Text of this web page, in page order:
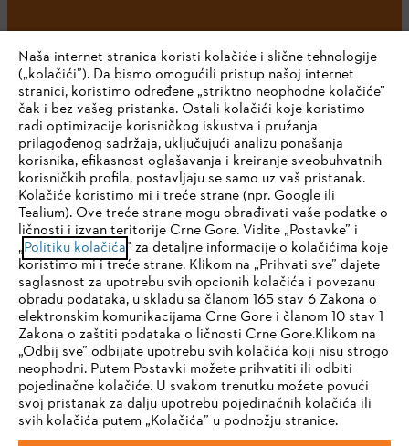
Kompanija
STIHL FAQ
Servis
Politika privatnosti Pravni osnovi Kolačići
Pravne informacije
IHR BROWSER WIRD NICHT
UNTERSTÜTZT
Sie nutzen einen Browser, den wir noch nicht unterstützen. Für
eine optimale Nutzung unserer Seite empfehlen wir Ihnen, zu
einem der folgenden Browser zu wechseln:
Firefox Chrome
Naša internet stranica koristi kolačiće i slične tehnologije
(„kolačići”). Da bismo omogućili pristup našoj internet
stranici, koristimo određene „striktno neophodne kolačiće”
čak i bez vašeg pristanka. Ostali kolačići koje koristimo
radi optimizacije korisničkog iskustva i pružanja
prilagođenog sadržaja, uključujući analizu ponašanja
korisnika, efikasnost oglašavanja i kreiranje sveobuhvatnih
korisničkih profila, postavljaju se samo uz vaš pristanak.
Kolačiće koristimo mi i treće strane (npr. Google ili
Tealium). Ove treće strane mogu obrađivati vaše podatke o
ličnosti i izvan teritorije Crne Gore. Vidite „Postavke” i
„Politiku kolačića” za detaljne informacije o kolačićima koje
koristimo mi i treće strane. Klikom na „Prihvati sve” dajete
saglasnost za upotrebu svih opcionih kolačića i povezanu
obradu podataka, u skladu sa članom 165 stav 6 Zakona o
elektronskim komunikacijama Crne Gore i članom 10 stav 1
Zakona o zaštiti podataka o ličnosti Crne Gore.Klikom na
„Odbij sve” odbijate upotrebu svih kolačića koji nisu strogo
neophodni. Putem Postavki možete prihvatiti ili odbiti
pojedinačne kolačiće. U svakom trenutku možete povući
svoj pristanak za dalju upotrebu pojedinačnih kolačića ili
svih kolačića putem „Kolačića” u podnožju stranice.